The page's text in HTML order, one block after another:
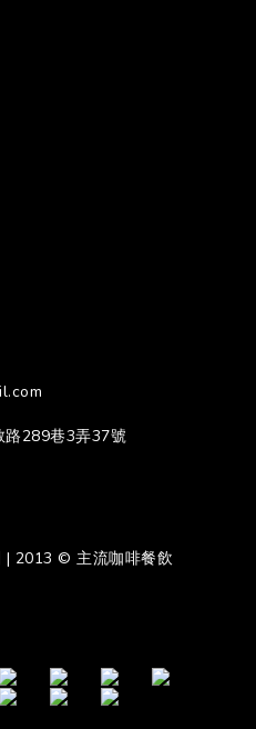
路289巷3弄37號
| 2013 © 主流咖啡餐飲